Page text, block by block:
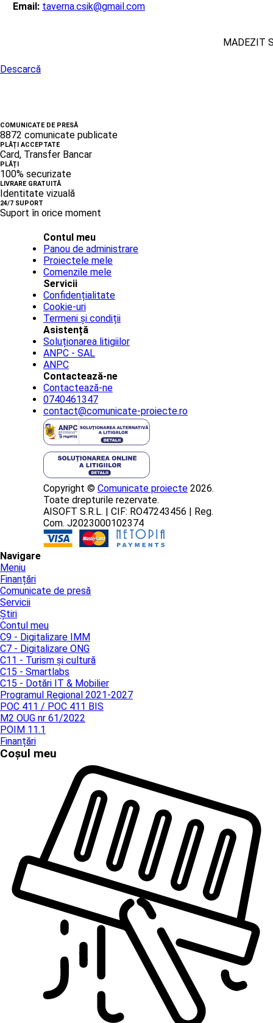
Email: taverna.csik@gmail.com
MADEZIT
Descarcă
COMUNICATE DE PRESĂ
8872 comunicate publicate
PLĂȚI ACCEPTATE
Card, Transfer Bancar
PLĂȚI
100% securizate
LIVRARE GRATUITĂ
Identitate vizuală
24/7 SUPORT
Suport în orice moment
Contul meu
Panou de administrare
Proiectele mele
Comenzile mele
Servicii
Confidențialitate
Cookie-uri
Termeni și condiții
Asistență
Soluționarea litigiilor
ANPC - SAL
ANPC
Contactează-ne
Contactează-ne
0740461347
contact@comunicate-proiecte.ro
Copyright © Comunicate proiecte 2026.
Toate drepturile rezervate.
AISOFT S.R.L. | CIF: RO47243456 | Reg.
Com. J2023000102374
Navigare
Meniu
Finanțări
Comunicate de presă
Servicii
Știri
Contul meu
C9 - Digitalizare IMM
C7 - Digitalizare ONG
C11 - Turism și cultură
C15 - Smartlabs
C15 - Dotări IT & Mobilier
Programul Regional 2021-2027
POC 411 / POC 411 BIS
M2 OUG nr 61/2022
POIM 11.1
Finanțări
Coșul meu